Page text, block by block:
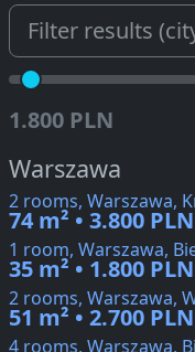
1.800 PLN
Warszawa
2 rooms, Warszawa,
74 m² • 3.800 PLN
1 room, Warszawa,
35 m² • 1.800 PLN
2 rooms, Warszawa,
51 m² • 2.700 PLN
4 rooms, Warszawa,